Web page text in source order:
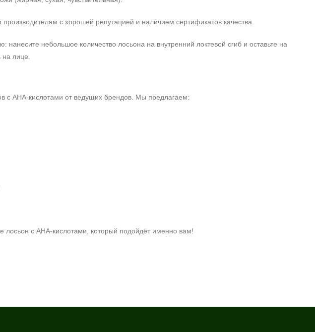
с хорошей репутацией и наличием сертификатов качества.
небольшое количество лосьона на внутренний локтевой сгиб и оставьте на
лице.
с AHA‑кислотами от ведущих брендов. Мы предлагаем:
с AHA‑кислотами, который подойдёт именно вам!